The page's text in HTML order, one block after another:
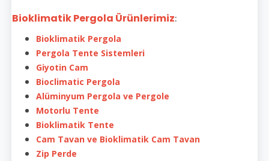
Bioklimatik Pergola Ürünlerimiz:
Bioklimatik Pergola
Pergola Tente Sistemleri
Giyotin Cam
Bioclimatic Pergola
Alüminyum Pergola ve Pergole
Motorlu Tente
Bioklimatik Tente
Cam Tavan ve Bioklimatik Cam Tavan
Zip Perde